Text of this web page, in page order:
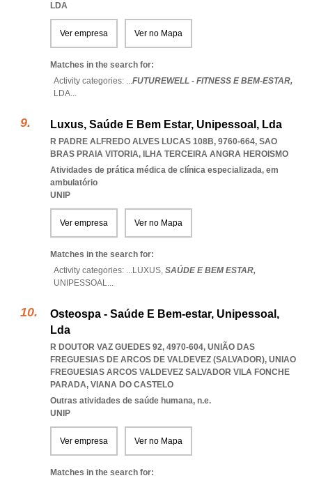
LDA
Ver empresa Ver no Mapa
Matches in the search for:
Activity categories: ...FUTUREWELL - FITNESS E BEM-ESTAR,
LDA...
Luxus, Saúde E Bem Estar, Unipessoal, Lda
R PADRE ALFREDO ALVES LUCAS 108B, 9760-664, SAO
BRAS PRAIA VITORIA, ILHA TERCEIRA ANGRA HEROISMO
Atividades de prática médica de clínica especializada, em
ambulatório
UNIP
Ver empresa Ver no Mapa
Matches in the search for:
Activity categories: ...LUXUS, SAÚDE E BEM ESTAR,
UNIPESSOAL...
Osteospa - Saúde E Bem-estar, Unipessoal,
Lda
R DOUTOR VAZ GUEDES 92, 4970-604, UNIÃO DAS
FREGUESIAS DE ARCOS DE VALDEVEZ (SALVADOR), UNIAO
FREGUESIAS ARCOS VALDEVEZ SALVADOR VILA FONCHE
PARADA, VIANA DO CASTELO
Outras atividades de saúde humana, n.e.
UNIP
Ver empresa Ver no Mapa
Matches in the search for: